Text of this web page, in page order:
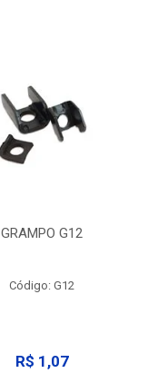
GRAMPO G12
Código: G12
R$ 1,07